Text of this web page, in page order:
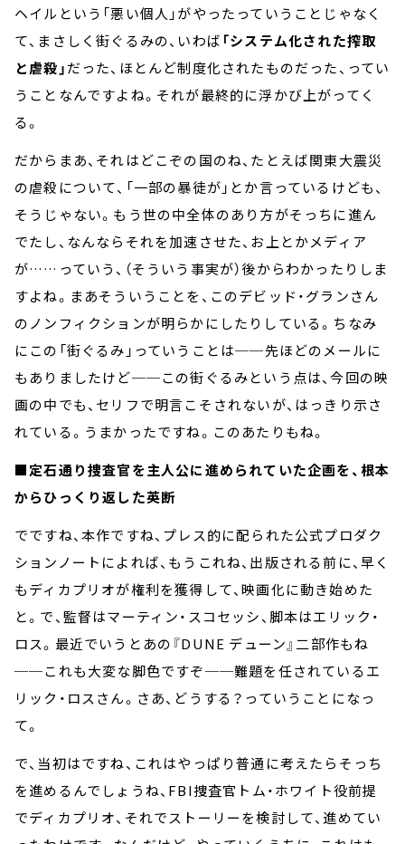
ヘイルという「悪い個人」がやったっていうことじゃなく
て、まさしく街ぐるみの、いわば 「システム化された搾取
と虐殺」だった、ほとんど制度化されたものだった、ってい
うことなんですよね。それが最終的に浮かび上がってく
る。
だからまあ、それはどこぞの国のね、たとえば関東大震災
の虐殺について、「一部の暴徒が」とか言っているけども、
そうじゃない。もう世の中全体のあり方がそっちに進ん
でたし、なんならそれを加速させた、お上とかメディア
が……っていう、（そういう事実が）後からわかったりしま
すよね。まあそういうことを、このデビッド・グランさん
のノンフィクションが明らかにしたりしている。ちなみ
にこの「街ぐるみ」っていうことは──先ほどのメールに
もありましたけど──この街ぐるみという点は、今回の映
画の中でも、セリフで明言こそされないが、はっきり示さ
れている。うまかったですね。このあたりもね。
■定石通り捜査官を主人公に進められていた企画を、根本
からひっくり返した英断
でですね、本作ですね、プレス的に配られた公式プロダク
ションノートによれば、もうこれね、出版される前に、早く
もディカプリオが権利を獲得して、映画化に動き始めた
と。で、監督はマーティン・スコセッシ、脚本はエリック・
ロス。最近でいうとあの『DUNE デューン』二部作もね
──これも大変な脚色ですぞ──難題を任されているエ
リック・ロスさん。さあ、どうする？っていうことになっ
て。
で、当初はですね、これはやっぱり普通に考えたらそっち
を進めるんでしょうね、FBI捜査官トム・ホワイト役前提
でディカプリオ、それでストーリーを検討して、進めてい